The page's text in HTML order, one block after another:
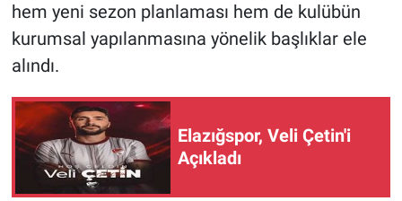
hem yeni sezon planlaması hem de kulübün
kurumsal yapılanmasına yönelik başlıklar ele
alındı.
Elazığspor, Veli Çetin'i
Açıkladı